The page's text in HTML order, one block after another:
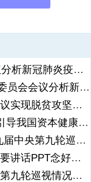
敢腐 不能腐 不想
、不能腐、不想腐进
文字需自行替换文
不起也决不能输的重
腐败斗争的认识，提
全面打赢反腐败斗争
的鲜明品格,在各个
们就推进反腐败斗争
纳入“四个全面”战略
情防控工作心得体会3篇.docx
好疫情防控工作心得体会3篇.docx
接PPT课件含完整内容.pptx
八次集体学习心得体会.docx
题党课课件【含完整内容】.pptx
不腐PPT课件【含内容】.pptx
半年经济工作PPT课件【含内容】.pptx